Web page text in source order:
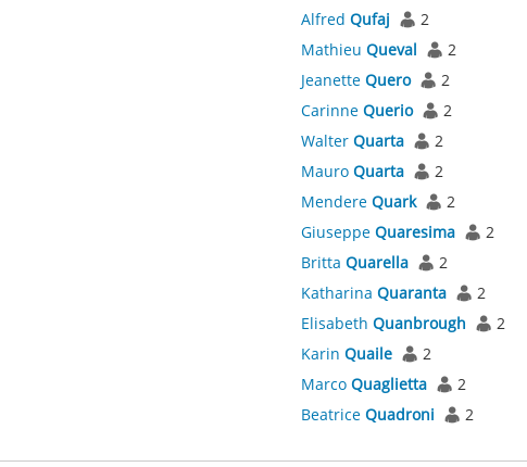
Alfred Qufaj
2
Mathieu Queval
2
Jeanette Quero
2
Carinne Querio
2
Walter Quarta
2
Mauro Quarta
2
Mendere Quark
2
Giuseppe Quaresima
2
Britta Quarella
2
Katharina Quaranta
2
Elisabeth Quanbrough
2
Karin Quaile
2
Marco Quaglietta
2
Beatrice Quadroni 2